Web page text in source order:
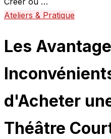
Ateliers & Pratique
Les
d'Acheter
Théâtre